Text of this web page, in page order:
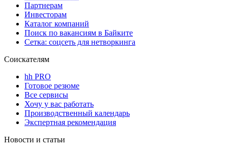
Партнерам
Инвесторам
Каталог компаний
Поиск по вакансиям в Байките
Сетка: соцсеть для нетворкинга
Соискателям
hh PRO
Готовое резюме
Все сервисы
Хочу у вас работать
Производственный календарь
Экспертная рекомендация
Новости и статьи